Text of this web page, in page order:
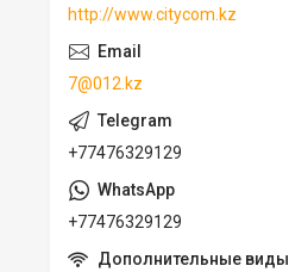
http://www.citycom.kz
7@012.kz
+77476329129
+77476329129